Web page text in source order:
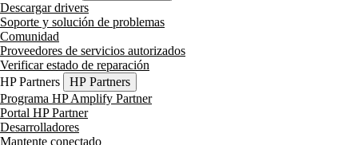
Descargar drivers
Soporte y solución de problemas
Comunidad
Proveedores de servicios autorizados
Verificar estado de reparación
HP Partners
HP Partners
Programa HP Amplify Partner
Portal HP Partner
Desarrolladores
Mantente conectado